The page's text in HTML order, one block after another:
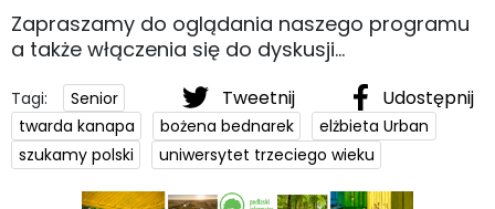
Zapraszamy do oglądania naszego programu
a także włączenia się do dyskusji...
Tweetnij Udostępnij
Tagi:
Senior
twarda kanapa
bożena bednarek
elżbieta Urban
szukamy polski
uniwersytet trzeciego wieku